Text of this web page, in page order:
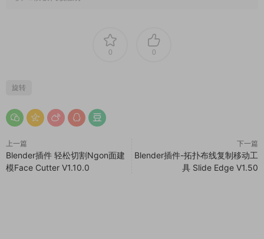
0 0
旋转
上一篇
Blender插件 轻松切割Ngon面建
模Face Cutter V1.10.0
下一篇
Blender插件-拓扑布线复制移动工
具 Slide Edge V1.50